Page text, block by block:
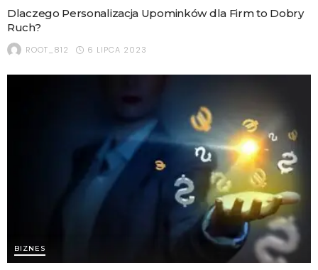
Dlaczego Personalizacja Upominków dla Firm to Dobry
Ruch?
ROOT_812 6 LIPCA 2023
BIZNES